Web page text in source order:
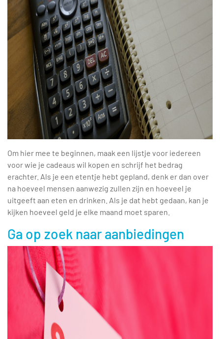
Om hier mee te beginnen, maak een lijstje voor iedereen
voor wie je cadeaus wil kopen en schrijf het bedrag
erachter. Als je een etentje hebt gepland, denk er dan over
na hoeveel mensen aanwezig zullen zijn en hoeveel je
uitgeeft aan eten en drinken. Als je dat hebt gedaan, kan je
kijken hoeveel geld je elke maand moet sparen.
Ga op zoek naar aanbiedingen